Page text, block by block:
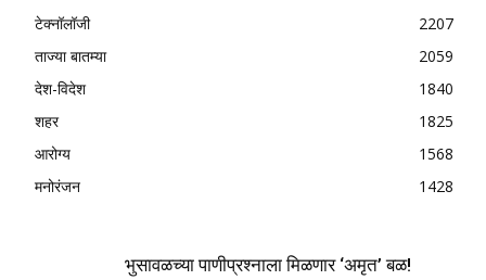
टेक्नॉलॉजी
2207
ताज्या बातम्या
2059
देश-विदेश
1840
शहर
1825
आरोग्य
1568
मनोरंजन
1428
भुसावळच्या पाणीप्रश्नाला मिळणार ‘अमृत’ बळ!